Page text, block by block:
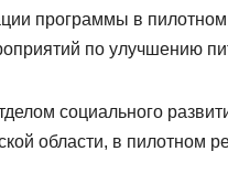
программы в
по улучшению
социального
области, в пилотном